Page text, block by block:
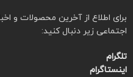
برای اطلاع از آخرین محصولات و
اجتماعی زیر دنبال کنید:
تلگرام
اینستاگرام